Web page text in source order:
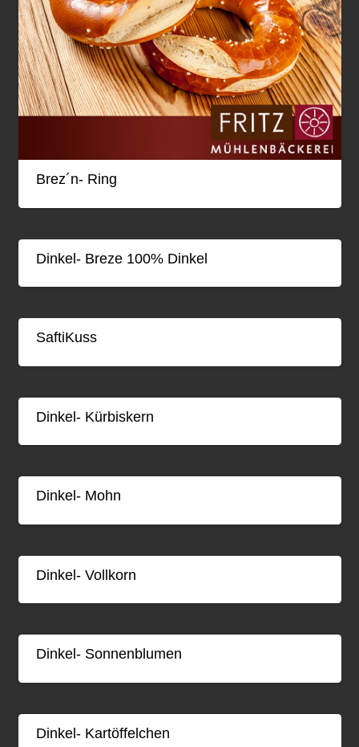
Brez´n- Ring
Dinkel- Breze 100% Dinkel
SaftiKuss
Dinkel- Kürbiskern
Dinkel- Mohn
Dinkel- Vollkorn
Dinkel- Sonnenblumen
Dinkel- Kartöffelchen